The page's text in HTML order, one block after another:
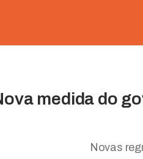
medida do
Novas